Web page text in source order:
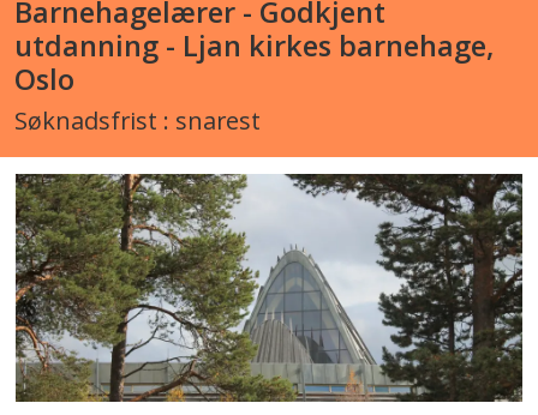
Barnehagelærer - Godkjent
utdanning - Ljan kirkes barnehage,
Oslo
Søknadsfrist : snarest